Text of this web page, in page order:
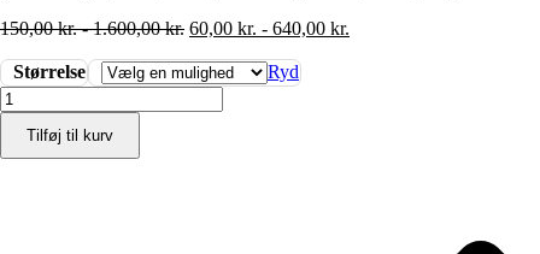
150,00kr.-1.600,00kr. 60,00 kr. - 640,00 kr.
Størrelse
Ryd
Reebooting
(Stort
billede
-
Tilføj til kurv